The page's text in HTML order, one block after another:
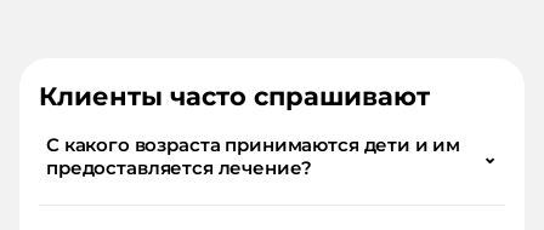
Клиенты часто спрашивают
С какого возраста принимаются дети и им
предоставляется лечение?
⌄